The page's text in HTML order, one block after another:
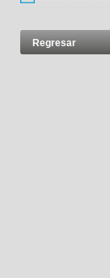
Regresar